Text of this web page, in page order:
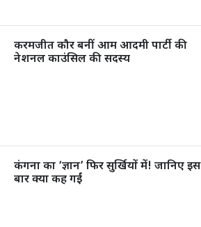
करमजीत कौर बनीं आम आदमी पार्टी की
नेशनल काउंसिल की सदस्य
कंगना का ‘ज्ञान’ फिर सुर्खियों में! जानिए इस
बार क्या कह गईं